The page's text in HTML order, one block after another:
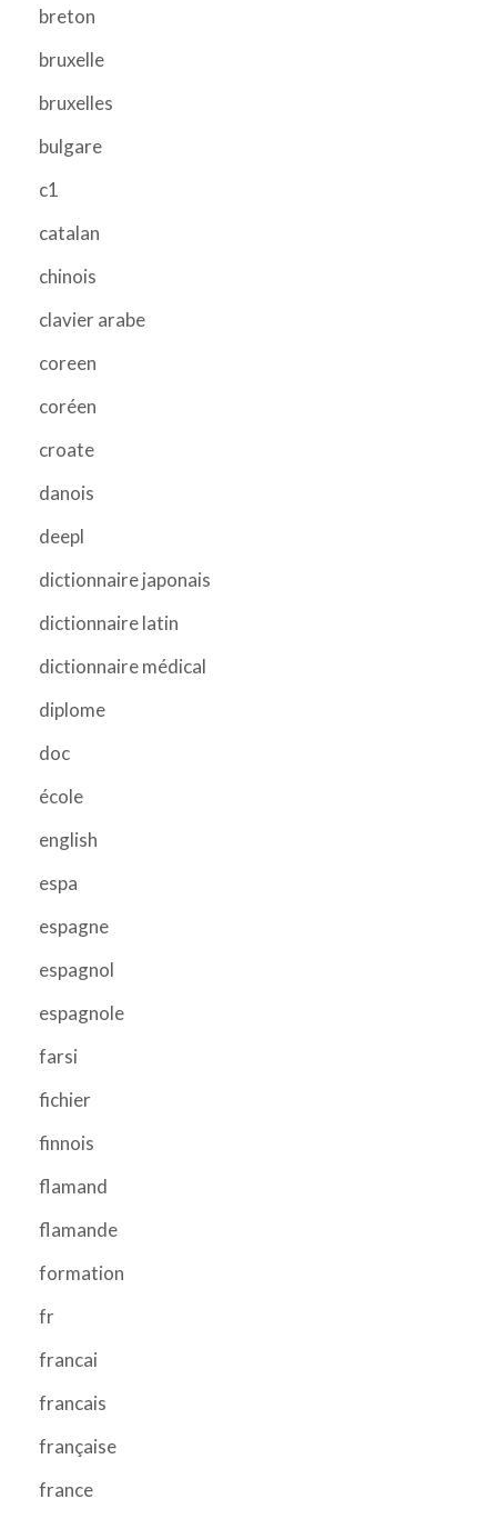
breton
bruxelle
bruxelles
bulgare
c1
catalan
chinois
clavier arabe
coreen
coréen
croate
danois
deepl
dictionnaire japonais
dictionnaire latin
dictionnaire médical
diplome
doc
école
english
espa
espagne
espagnol
espagnole
farsi
fichier
finnois
flamand
flamande
formation
fr
francai
francais
française
france